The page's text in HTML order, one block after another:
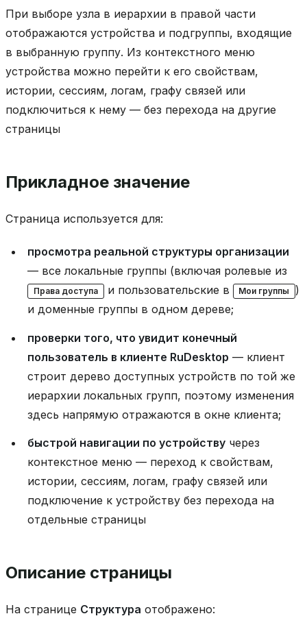
При выборе узла в иерархии в правой части
отображаются устройства и подгруппы, входящие
в выбранную группу. Из контекстного меню
устройства можно перейти к его свойствам,
истории, сессиям, логам, графу связей или
подключиться к нему — без перехода на другие
страницы
Прикладное значение
Страница используется для:
просмотра реальной структуры организации
— все локальные группы (включая ролевые из
Права доступа и пользовательские в Мои группы
)
и доменные группы в одном дереве;
проверки того, что увидит конечный
пользователь в клиенте RuDesktop — клиент
строит дерево доступных устройств по той же
иерархии локальных групп, поэтому изменения
здесь напрямую отражаются в окне клиента;
быстрой навигации по устройству через
контекстное меню — переход к свойствам,
истории, сессиям, логам, графу связей или
подключение к устройству без перехода на
отдельные страницы
Описание страницы
На странице Структура отображено: